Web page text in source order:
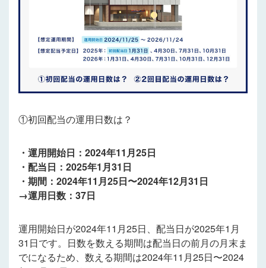
①初回配当の運用日数は？
・運用開始日：2024年11月25日
・配当日：2025年1月31日
・期間：2024年11月25日〜2024年12月31日
→運用日数：37日
運用開始日が2024年11月25日、配当日が2025年1月
31日です。日数を数える期間は配当日の前月の月末ま
でになるため、数える期間は2024年11月25日〜2024